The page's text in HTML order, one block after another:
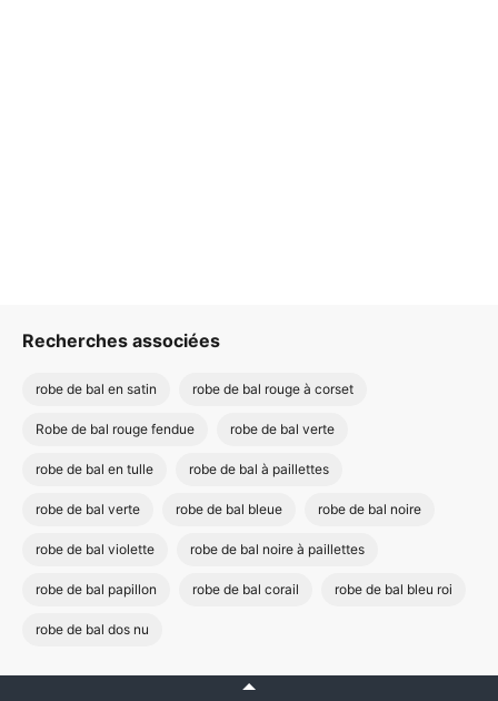
Recherches associées
robe de bal en satin robe de bal rouge à corset
Robe de bal rouge fendue robe de bal verte
robe de bal en tulle robe de bal à paillettes
robe de bal verte robe de bal bleue robe de bal noire
robe de bal violette robe de bal noire à paillettes
robe de bal papillon robe de bal corail robe de bal bleu roi
robe de bal dos nu